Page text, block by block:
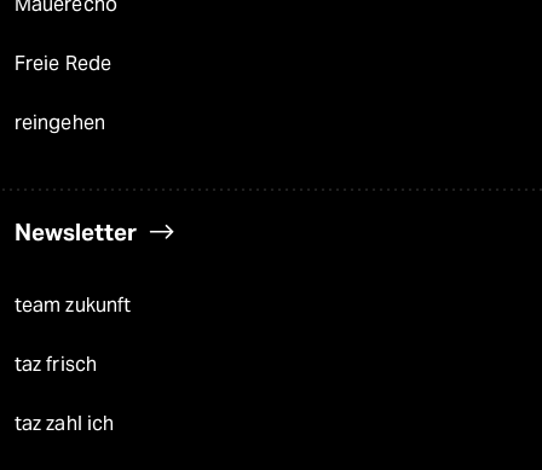
Freie Rede
reingehen
Newsletter
team zukunft
taz frisch
taz zahl ich